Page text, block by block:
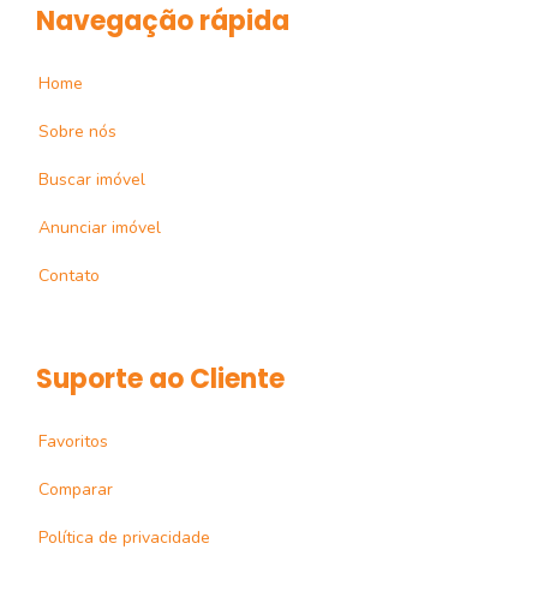
Navegação rápida
Home
Sobre nós
Buscar imóvel
Anunciar imóvel
Contato
Suporte ao Cliente
Favoritos
Comparar
Política de privacidade